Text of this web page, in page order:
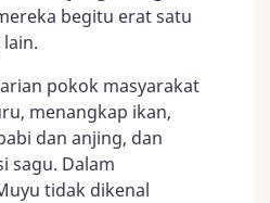
begitu erat satu
pokok masyarakat
menangkap ikan,
dan anjing, dan
sagu. Dalam
tidak dikenal